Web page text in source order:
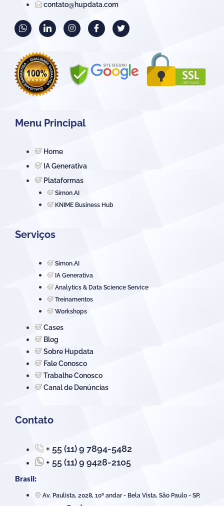
contato@hupdata.com
Menu Principal
Home
IA Generativa
Plataformas
Simon.AI
KNIME Business Hub
Serviços
Simon.AI
IA Generativa
Analytics & Data Science Service
Treinamentos
Workshops
Cases
Blog
Sobre Hupdata
Fale Conosco
Trabalhe Conosco
Canal de Denúncias
Contato
+ 55 (11) 9 7894-5482
+ 55 (11) 9 9428-2105
Brasil:
Av. Paulista, 2028, 10º andar - Bela Vista, São Paulo - SP,